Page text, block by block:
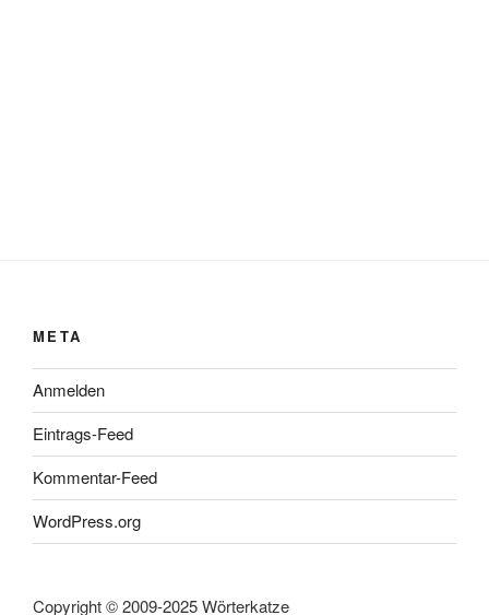
META
Anmelden
Eintrags-Feed
Kommentar-Feed
WordPress.org
Copyright © 2009-2025 Wörterkatze